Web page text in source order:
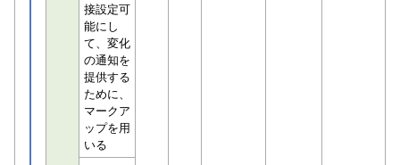
接設定可
能にし
て、変化
の通知を
提供する
ために、
マークア
ップを用
いる